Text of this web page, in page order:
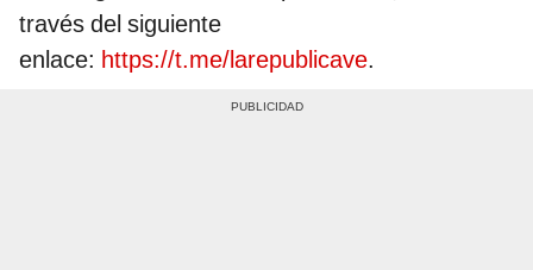
través del siguiente
enlace: https://t.me/larepublicave.